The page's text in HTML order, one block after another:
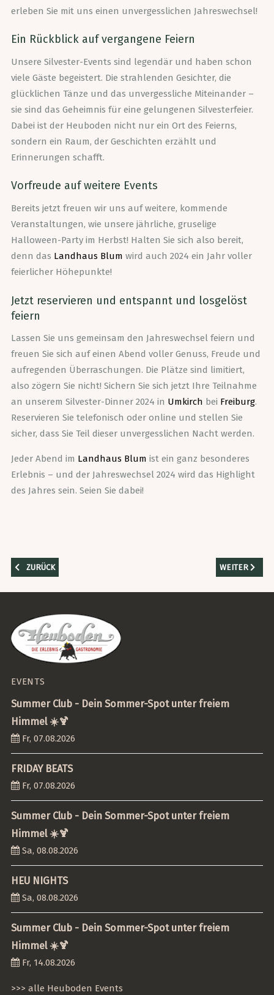
erleben Sie mit uns einen unvergesslichen Jahreswechsel!
Ein Rückblick auf vergangene Feiern
Unsere Silvester-Events sind legendär und haben schon
viele Gäste begeistert. Die strahlenden Gesichter, die
glücklichen Tänze und das unvergessliche Miteinander –
sie sind das Geheimnis für eine gelungenen Silvesterfeier.
Dabei ist der Heuboden nicht nur ein Ort des Feierns,
sondern ein Raum, der Geschichten erzählt und
Erinnerungen schafft.
Vorfreude auf weitere Events
Bereits jetzt freuen wir uns auf weitere, kommende
Veranstaltungen, wie unsere jährliche, gruselige
Halloween-Party im Herbst! Halten Sie sich also bereit,
denn das Landhaus Blum wird auch 2024 ein Jahr voller
feierlicher Höhepunkte!
Jetzt reservieren und entspannt und losgelöst
feiern
Lassen Sie uns gemeinsam den Jahreswechsel feiern und
freuen Sie sich auf einen Abend voller Genuss, Freude und
aufregenden Überraschungen. Die Plätze sind limitiert,
also zögern Sie nicht! Sichern Sie sich jetzt Ihre Teilnahme
an unserem Silvester-Dinner 2024 in Umkirch bei Freiburg.
Reservieren Sie telefonisch oder online und stellen Sie
sicher, dass Sie Teil dieser unvergesslichen Nacht werden.
Jeder Abend im Landhaus Blum ist ein ganz besonderes
Erlebnis – und der Jahreswechsel 2024 wird das Highlight
des Jahres sein. Seien Sie dabei!
VORHERIGER BEITRAG: DER PULSIERENDE HERZSCHLAG DES
ZURÜCK NÄCHSTER
WEITER
EVENTS
Summer Club - Dein Sommer-Spot unter freiem
Himmel ☀️🍹
Fr, 07.08.2026
FRIDAY BEATS
Fr, 07.08.2026
Summer Club - Dein Sommer-Spot unter freiem
Himmel ☀️🍹
Sa, 08.08.2026
HEU NIGHTS
Sa, 08.08.2026
Summer Club - Dein Sommer-Spot unter freiem
Himmel ☀️🍹
Fr, 14.08.2026
>>> alle Heuboden Events